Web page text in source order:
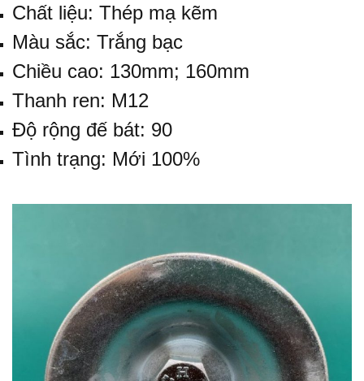
Chất liệu: Thép mạ kẽm
Màu sắc: Trắng bạc
Chiều cao: 130mm; 160mm
Thanh ren: M12
Độ rộng đế bát: 90
Tình trạng: Mới 100%